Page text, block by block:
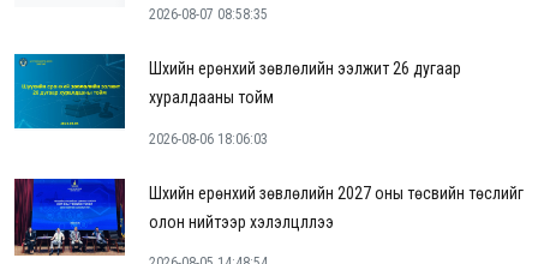
2026-08-07 08:58:35
Шүүхийн ерөнхий зөвлөлийн ээлжит 26 дугаар
хуралдааны тойм
2026-08-06 18:06:03
Шүүхийн ерөнхий зөвлөлийн 2027 оны төсвийн төслийг
олон нийтээр хэлэлцүүллээ